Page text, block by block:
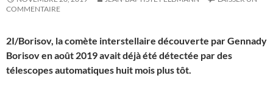
COMMENTAIRE
2I/Borisov, la comète interstellaire découverte par Gennady
Borisov en août 2019 avait déjà été détectée par des
télescopes automatiques huit mois plus tôt.